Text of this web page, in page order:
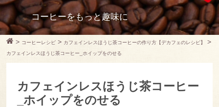
コーヒーをもっと趣味に
> コーヒーレシピ > カフェインレスほうじ茶コーヒーの作り方【デカフェのレシピ】 >
カフェインレスほうじ茶コーヒー_ホイップをのせる
カフェインレスほうじ茶コーヒー
_ホイップをのせる